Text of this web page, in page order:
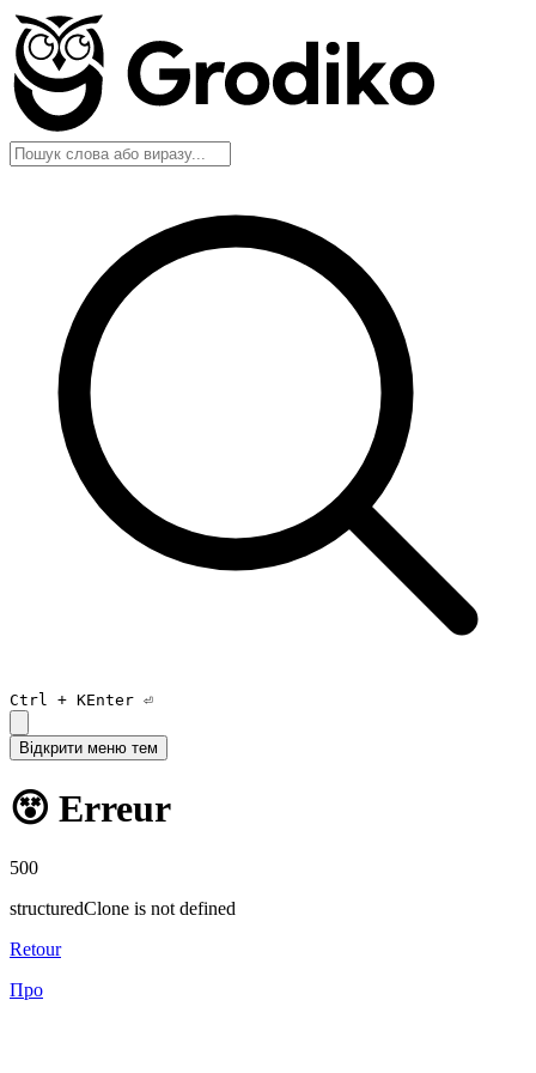
Ctrl + KEnter ⏎
Відкрити меню тем
😵 Erreur
500
structuredClone is not defined
Retour
Про